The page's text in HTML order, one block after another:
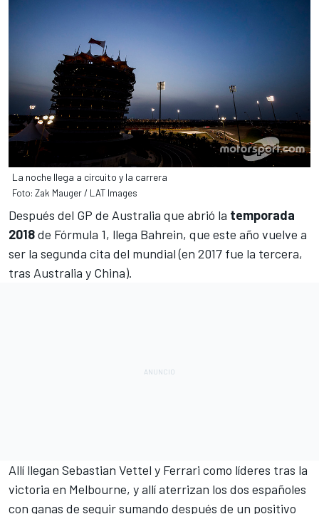
La noche llega a circuito y la carrera
Foto: Zak Mauger / LAT Images
Después del GP de Australia que abrió la temporada
2018de Fórmula 1, llega Bahrein, que este año vuelve a
ser la segunda cita del mundial (en 2017 fue la tercera,
tras Australia y China).
Allí llegan Sebastian Vettel y Ferrari como líderes tras la
victoria en Melbourne, y allí aterrizan los dos españoles
con ganas de seguir sumando después de un positivo